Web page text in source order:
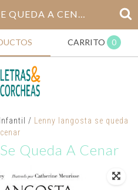
LENNY LANGOSTA SE QUEDA A CENAR
CARRITO 0
/
Lenny langosta se queda
Queda A Cenar